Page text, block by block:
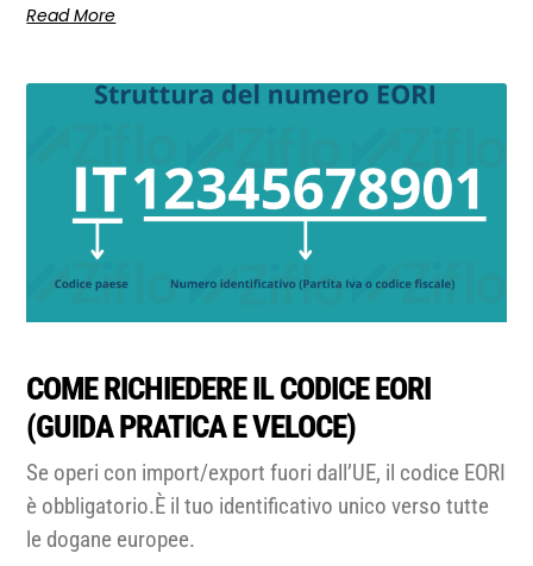
Read More
COME RICHIEDERE IL CODICE EORI
(GUIDA PRATICA E VELOCE)
Se operi con import/export fuori dall’UE, il codice EORI
è obbligatorio.È il tuo identificativo unico verso tutte
le dogane europee.